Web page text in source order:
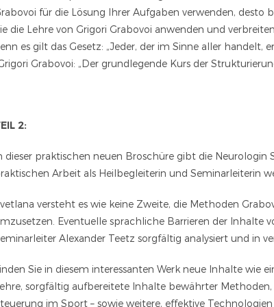
für die Lösung Ihrer Aufgaben verwenden, desto
die Lehre von Grigori Grabovoi anwenden und
es gilt das Gesetz: „Jeder, der im Sinne aller handelt,
Grabovoi: „Der grundlegende Kurs der
2:
dieser praktischen neuen Broschüre gibt die
Arbeit als Heilbegleiterin und Seminarleiterin
versteht es wie keine Zweite, die Methoden
Eventuelle sprachliche Barrieren der Inhalte
Alexander Teetz sorgfältig analysiert und in
Sie in diesem interessanten Werk neue Inhalte wie
sorgfältig aufbereitete Inhalte bewährter
im Sport – sowie weitere, effektive